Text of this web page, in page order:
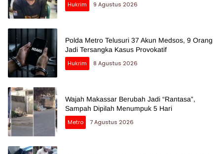
Hukrim
9 Agustus 2026
Polda Metro Telusuri 37 Akun Medsos, 9 Orang
Jadi Tersangka Kasus Provokatif
Hukrim
8 Agustus 2026
Wajah Makassar Berubah Jadi “Rantasa”,
Sampah Dipilah Menumpuk 5 Hari
Metro
7 Agustus 2026